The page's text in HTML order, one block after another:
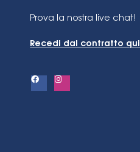
Prova la nostra live chat!
Recedi dal contratto qui